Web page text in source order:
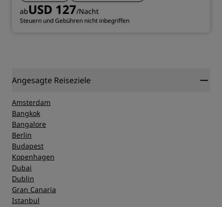
abUSD 127/Nacht
Steuern und Gebühren nicht inbegriffen
Angesagte Reiseziele
Amsterdam
Bangkok
Bangalore
Berlin
Budapest
Kopenhagen
Dubai
Dublin
Gran Canaria
Istanbul